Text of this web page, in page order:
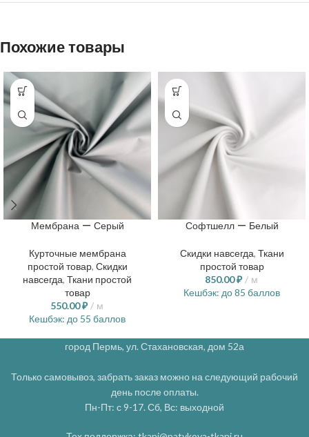
Похожие товары
Мембрана — Серый
Курточные мембрана
простой товар, Скидки
навсегда, Ткани простой
товар
550.00₽
м
Кешбэк: до 55 баллов
Софтшелл — Белый
Скидки навсегда, Ткани
простой товар
850.00₽
м
Кешбэк: до 85 баллов
город Пермь, ул. Стахановская, дом 52а
Только самовывоз, забрать заказ можно на следующий рабочий
день после оплаты.
Пн-Пт: с 9-17. Сб, Вс: выходной